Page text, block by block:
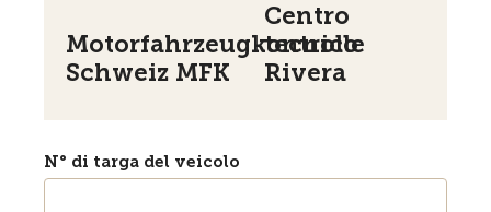
Motorfahrzeugkontrolle
Schweiz MFK
Centro
tecnico
Rivera
N° di targa del veicolo